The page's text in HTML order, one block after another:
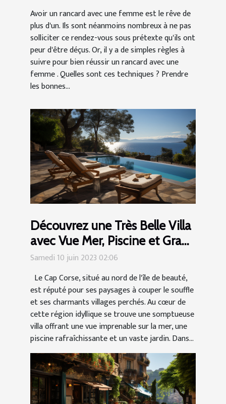
Avoir un rancard avec une femme est le rêve de
plus d'un. Ils sont néanmoins nombreux à ne pas
solliciter ce rendez-vous sous prétexte qu'ils ont
peur d'être déçus. Or, il y a de simples règles à
suivre pour bien réussir un rancard avec une
femme . Quelles sont ces techniques ? Prendre
les bonnes...
Découvrez une Très Belle Villa
avec Vue Mer, Piscine et Grand
Jardin dans le Cap Corse
Samedi 10 juin 2023 02:06
Le Cap Corse, situé au nord de l'île de beauté,
est réputé pour ses paysages à couper le souffle
et ses charmants villages perchés. Au cœur de
cette région idyllique se trouve une somptueuse
villa offrant une vue imprenable sur la mer, une
piscine rafraîchissante et un vaste jardin. Dans...